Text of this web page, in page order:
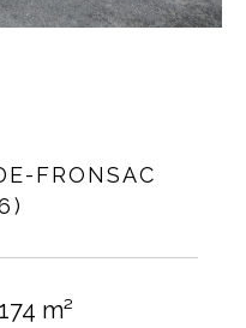
FRONSAC
m²